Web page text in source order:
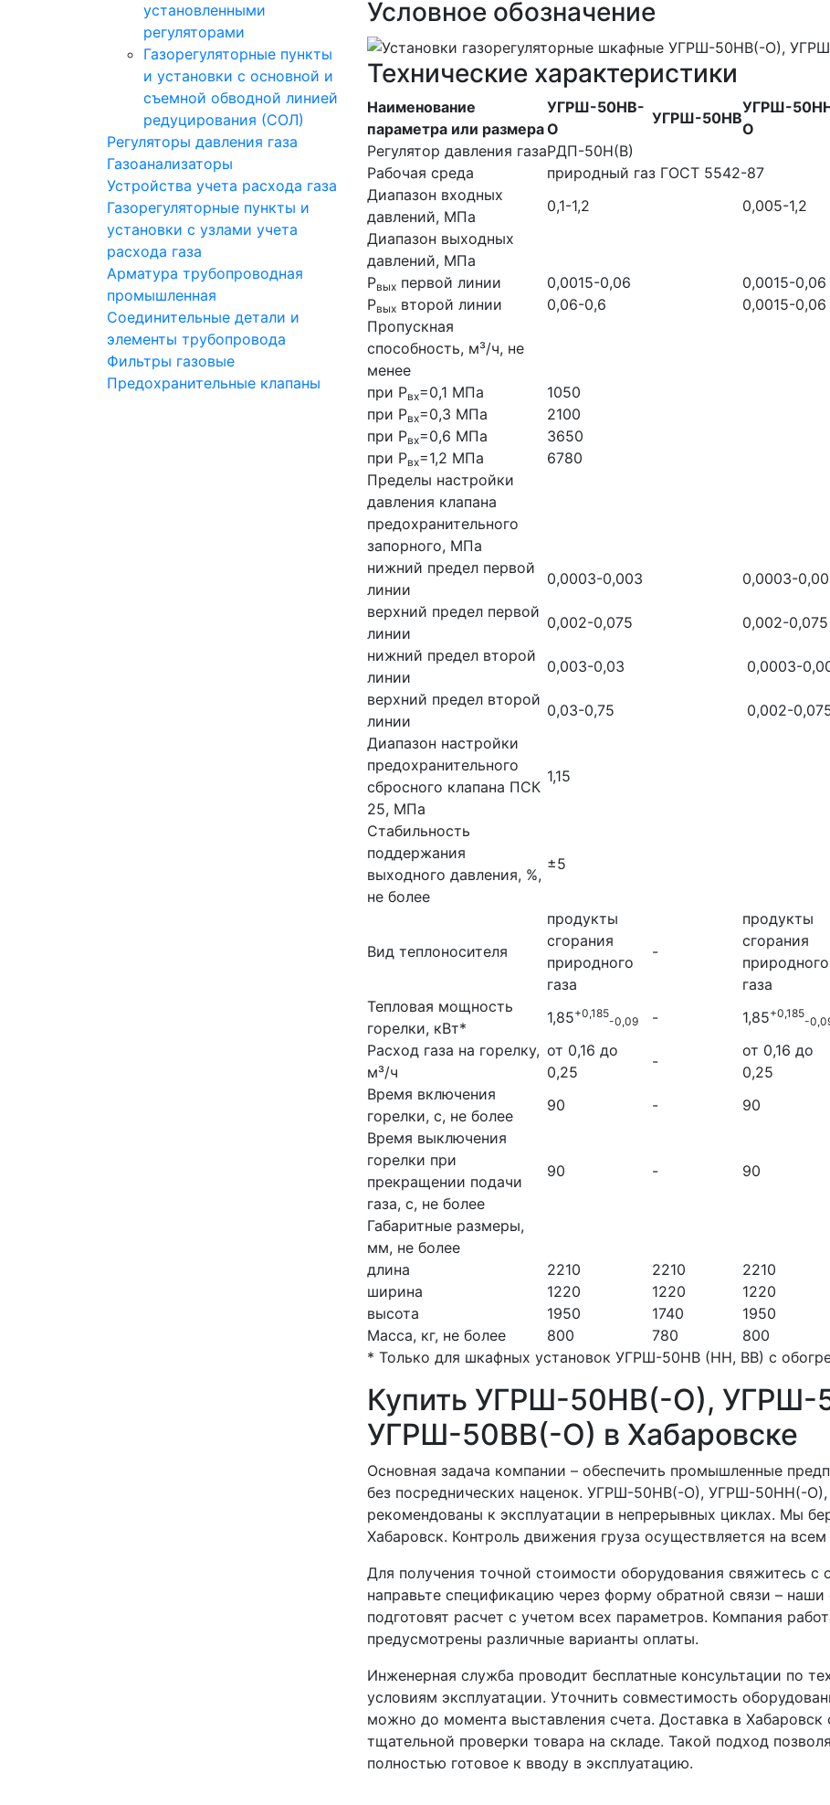
установленными
регуляторами
Газорегуляторные пункты
и установки с основной и
съемной обводной линией
редуцирования (СОЛ)
Регуляторы давления газа
Газоанализаторы
Устройства учета расхода газа
Газорегуляторные пункты и
установки с узлами учета
расхода газа
Арматура трубопроводная
промышленная
Соединительные детали и
элементы трубопровода
Фильтры газовые
Предохранительные клапаны
Условное обозначение
Технические характеристики
Наименование
параметра или размера
УГРШ-50НВ-
О
УГРШ-50НВ
УГРШ-
О
Регулятор давления газаРДП-50Н(В)
Рабочая среда
природный газ ГОСТ 5542-87
Диапазон входных
давлений, МПа
0,1-1,2 0,005-1,2
Диапазон выходных
давлений, МПа
Рвых первой линии 0,0015-0,06 0,0015-0,06
Рвых второй линии 0,06-0,6 0,0015-0,06
Пропускная
способность, м³/ч, не
менее
при Рвх=0,1 МПа
1050
при Рвх=0,3 МПа
2100
при Рвх=0,6 МПа
3650
при Рвх=1,2 МПа
6780
Пределы настройки
давления клапана
предохранительного
запорного, МПа
нижний предел первой
линии
0,0003-0,003 0,0003-
верхний предел первой
линии
0,002-0,075 0,002-0,075
нижний предел второй
линии
0,003-0,03 0,0003-
верхний предел второй
линии
0,03-0,75 0,002-
Диапазон настройки
предохранительного
сбросного клапана ПСК
25, МПа
1,15
Стабильность
поддержания
выходного давления, %,
не более
±5
Вид теплоносителя
продукты
сгорания
природного
газа
-
продукты
сгорания
природного
газа
Тепловая мощность
горелки, кВт*
1,85+0,185
-0,09 - 1,85+0,185
-
Расход газа на горелку,
м³/ч
от 0,16 до
0,25
-
от 0,16 до
0,25
Время включения
горелки, с, не более
90 - 90
Время выключения
горелки при
прекращении подачи
газа, с, не более
90 - 90
Габаритные размеры,
мм, не более
длина
2210 2210 2210
ширина
1220 1220 1220
высота
1950 1740 1950
Масса, кг, не более
800 780 800
* Только для шкафных установок УГРШ-50НВ (НН, ВВ) с
Купить УГРШ-50НВ(-О),
УГРШ-50ВВ(-О) в Хабаровске
Основная задача компании – обеспечить промышленные
без посреднических наценок. УГРШ-50НВ(-О), УГРШ-50НН(-
рекомендованы к эксплуатации в непрерывных циклах. Мы
Хабаровск. Контроль движения груза осуществляется на
Для получения точной стоимости оборудования свяжитесь
направьте спецификацию через форму обратной связи –
подготовят расчет с учетом всех параметров. Компания
предусмотрены различные варианты оплаты.
Инженерная служба проводит бесплатные консультации по
условиям эксплуатации. Уточнить совместимость
можно до момента выставления счета. Доставка в Хабаровск
тщательной проверки товара на складе. Такой подход
полностью готовое к вводу в эксплуатацию.